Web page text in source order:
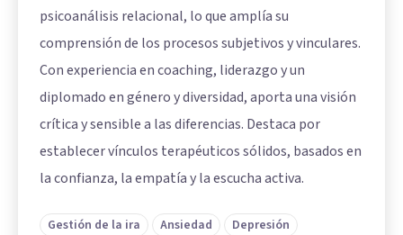
psicoanálisis relacional, lo que amplía su
comprensión de los procesos subjetivos y vinculares.
Con experiencia en coaching, liderazgo y un
diplomado en género y diversidad, aporta una visión
crítica y sensible a las diferencias. Destaca por
establecer vínculos terapéuticos sólidos, basados en
la confianza, la empatía y la escucha activa.
Gestión de la ira Ansiedad
Depresión